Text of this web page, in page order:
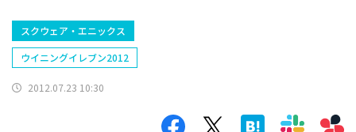
スクウェア・エニックス
ウイニングイレブン2012
2012.07.23 10:30